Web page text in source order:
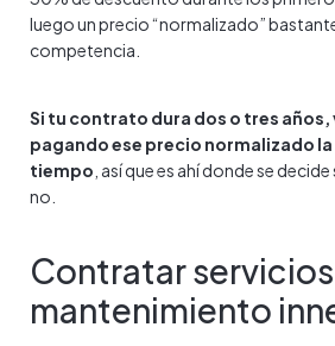
luego un precio “normalizado”
competencia.
Si tu contrato dura dos o tres años,
pagando ese precio normalizado
tiempo , así que es ahí donde se
no.
Contratar
mantenimiento